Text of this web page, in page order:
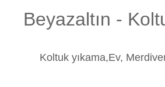
Beyazaltın -
Koltuk yıkama,Ev,